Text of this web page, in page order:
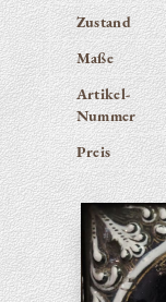
Zustand
Maße
Artikel-
Nummer
Preis